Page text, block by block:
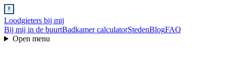
Loodgieters bij mij
Bij mij in de buurtBadkamer calculatorStedenBlogFAQ
Open menu